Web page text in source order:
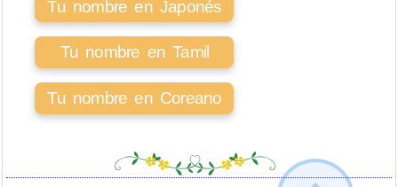
Tu nombre en Japonés
Tu nombre en Tamil
Tu nombre en Coreano